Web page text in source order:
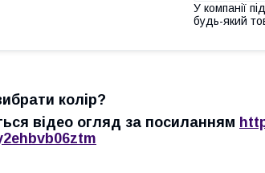
У компанії
будь-який
колір?
відео огляд за посиланням